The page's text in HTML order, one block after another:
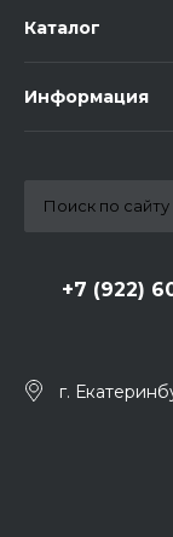
Каталог
Информация
+7 (922)
г.